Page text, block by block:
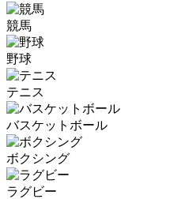
競馬
野球
テニス
バスケットボール
ボクシング
ラグビー